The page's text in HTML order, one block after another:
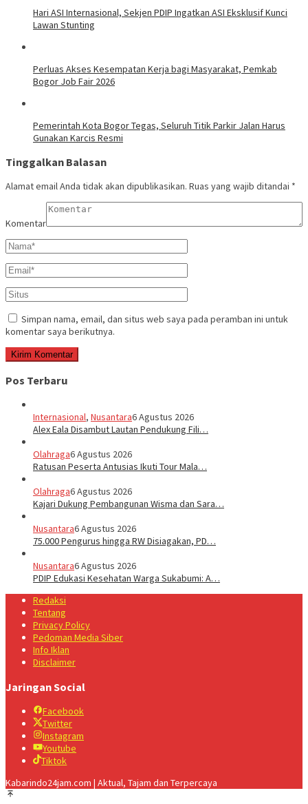
Hari ASI Internasional, Sekjen PDIP Ingatkan ASI Eksklusif Kunci
Lawan Stunting
Perluas Akses Kesempatan Kerja bagi Masyarakat, Pemkab
Bogor Job Fair 2026
Pemerintah Kota Bogor Tegas, Seluruh Titik Parkir Jalan Harus
Gunakan Karcis Resmi
Tinggalkan Balasan
Alamat email Anda tidak akan dipublikasikan. Ruas yang wajib ditandai *
Komentar
Simpan nama, email, dan situs web saya pada peramban ini untuk
komentar saya berikutnya.
Pos Terbaru
Internasional, Nusantara6 Agustus 2026
Alex Eala Disambut Lautan Pendukung Fili…
Olahraga6 Agustus 2026
Ratusan Peserta Antusias Ikuti Tour Mala…
Olahraga6 Agustus 2026
Kajari Dukung Pembangunan Wisma dan Sara…
Nusantara6 Agustus 2026
75.000 Pengurus hingga RW Disiagakan, PD…
Nusantara6 Agustus 2026
PDIP Edukasi Kesehatan Warga Sukabumi: A…
Redaksi
Tentang
Privacy Policy
Pedoman Media Siber
Info Iklan
Disclaimer
Jaringan Social
Facebook
Twitter
Instagram
Youtube
Tiktok
Kabarindo24jam.com | Aktual, Tajam dan Terpercaya